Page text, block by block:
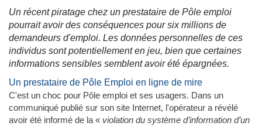
Un récent piratage chez un prestataire de Pôle emploi
pourrait avoir des conséquences pour six millions de
demandeurs d'emploi. Les données personnelles de ces
individus sont potentiellement en jeu, bien que certaines
informations sensibles semblent avoir été épargnées.
Un prestataire de Pôle Emploi en ligne de mire
C'est un choc pour Pôle emploi et ses usagers. Dans un
communiqué publié sur son site Internet, l'opérateur a révélé
avoir été informé de la « violation du système d’information d’un